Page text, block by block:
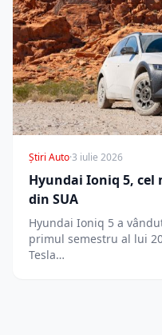
Știri Auto·3 iulie 2026
Hyundai Ioniq 5, cel
din SUA
Hyundai Ioniq 5 a
primul semestru al lui
Tesla…